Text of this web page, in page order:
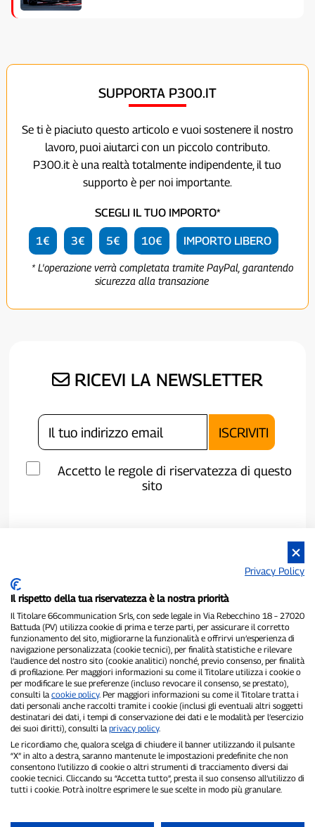
SUPPORTA P300.IT
Se ti è piaciuto questo articolo e vuoi sostenere il nostro
lavoro, puoi aiutarci con un piccolo contributo.
P300.it è una realtà totalmente indipendente, il tuo
supporto è per noi importante.
SCEGLI IL TUO IMPORTO*
1€ 3€ 5€ 10€ IMPORTO LIBERO
* L'operazione verrà completata tramite PayPal, garantendo
sicurezza alla transazione
RICEVI LA NEWSLETTER
Accetto le regole di riservatezza di questo
sito
P300.it è una Testata Giornalistica indipendente
Registrazione numero 1/2021 del 1/2/2021 - Tribunale di Pavia
Proprietario ed editore:66communication Srls- P.IVA
02798890188
Direttore Responsabile:Alessandro Secchi- Vicedirettore:Federico
Benedusi
Privacy Policy-Cookie Policy
"Se è successo davvero, lo trovi su P300.it"
Copyright © P300.it 2012-2026
Privacy Policy
Il rispetto della tua riservatezza è la nostra priorità
Il Titolare 66communication Srls, con sede legale in Via Rebecchino 18 – 27020
Battuda (PV) utilizza cookie di prima e terze parti, per assicurare il corretto
funzionamento del sito, migliorarne la funzionalità e offrirvi un’esperienza di
navigazione personalizzata (cookie tecnici), per finalità statistiche e rilevare
l’audience del nostro sito (cookie analitici) nonché, previo consenso, per finalità
di profilazione. Per maggiori informazioni su come il Titolare utilizza i cookie o
per modificare le sue preferenze (incluso revocare il consenso, se prestato),
consulti la cookie policy. Per maggiori informazioni su come il Titolare tratta i
dati personali anche raccolti tramite i cookie (inclusi gli eventuali altri soggetti
destinatari dei dati, i tempi di conservazione dei dati e le modalità per l’esercizio
dei suoi diritti), consulti la privacy policy.
Le ricordiamo che, qualora scelga di chiudere il banner utilizzando il pulsante
“X” in alto a destra, saranno mantenute le impostazioni predefinite che non
consentono l’utilizzo di cookie o altri strumenti di tracciamento diversi dai
cookie tecnici. Cliccando su “Accetta tutto”, presta il suo consenso all’utilizzo di
tutti i cookie. Potrà inoltre esprimere le sue scelte in modo più granulare.